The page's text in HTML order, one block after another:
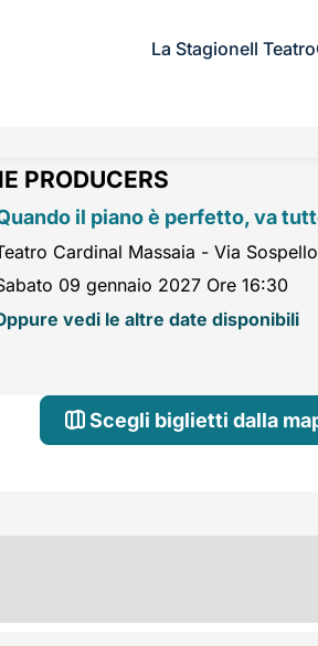
La StagioneIl Teatro
PRODUCERS
il piano è perfetto, va
Cardinal Massaia - Via
09 gennaio 2027 Ore 16:30
vedi le altre date disponibili
Scegli biglietti dalla